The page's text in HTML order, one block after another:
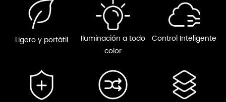
Ligero y portátil
Iluminación a todo
color
Control Inteligente